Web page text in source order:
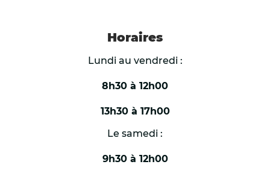
Neufchâtel Hardelot et Saint-Etienne-au-
au lieu de 07h00 pour les professionnels du
Mesures demandées aux maires :
Horaires
Lundi au vendredi :
8h30 à 12h00
13h30 à 17h00
Le samedi :
9h30 à 12h00